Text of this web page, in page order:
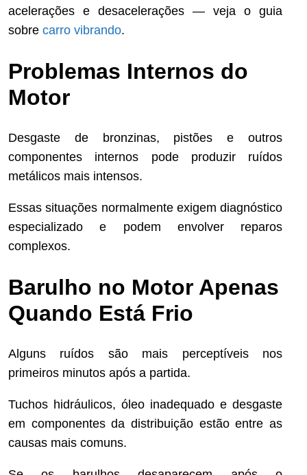
acelerações e desacelerações — veja o guia
sobre carro vibrando.
Problemas Internos do
Motor
Desgaste de bronzinas, pistões e outros
componentes internos pode produzir ruídos
metálicos mais intensos.
Essas situações normalmente exigem diagnóstico
especializado e podem envolver reparos
complexos.
Barulho no Motor Apenas
Quando Está Frio
Alguns ruídos são mais perceptíveis nos
primeiros minutos após a partida.
Tuchos hidráulicos, óleo inadequado e desgaste
em componentes da distribuição estão entre as
causas mais comuns.